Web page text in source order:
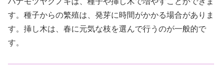
す。種子からの繁殖は、発芽に時間がかかる場合がありま
す。挿し木は、春に元気な枝を選んで行うのが一般的で
す。